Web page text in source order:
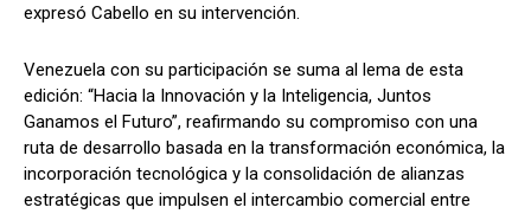
expresó Cabello en su intervención.
Venezuela con su participación se suma al lema de esta
edición: “Hacia la Innovación y la Inteligencia, Juntos
Ganamos el Futuro”, reafirmando su compromiso con una
ruta de desarrollo basada en la transformación económica, la
incorporación tecnológica y la consolidación de alianzas
estratégicas que impulsen el intercambio comercial entre